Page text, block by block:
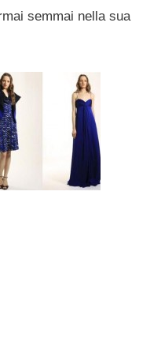
semmai nella sua